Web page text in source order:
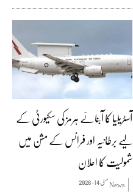
آسٹریلیا کا آبنائے ہرمز کی سکیورٹی کے
لیے برطانیہ اور فرانس کے مشن میں
شمولیت کا اعلان
Newsمئی 14, 2026